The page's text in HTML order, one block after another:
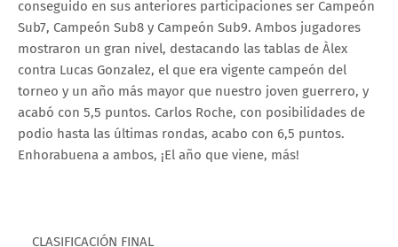
conseguido en sus anteriores participaciones ser Campeón
Sub7, Campeón Sub8 y Campeón Sub9. Ambos jugadores
mostraron un gran nivel, destacando las tablas de Àlex
contra Lucas Gonzalez, el que era vigente campeón del
torneo y un año más mayor que nuestro joven guerrero, y
acabó con 5,5 puntos. Carlos Roche, con posibilidades de
podio hasta las últimas rondas, acabo con 6,5 puntos.
Enhorabuena a ambos, ¡El año que viene, más!
CLASIFICACIÓN FINAL